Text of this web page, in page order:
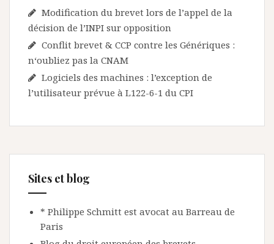
Modification du brevet lors de l’appel de la
décision de l’INPI sur opposition
Conflit brevet & CCP contre les Génériques :
n‘oubliez pas la CNAM
Logiciels des machines : l’exception de
l’utilisateur prévue à L122-6-1 du CPI
Sites et blog
* Philippe Schmitt est avocat au Barreau de
Paris